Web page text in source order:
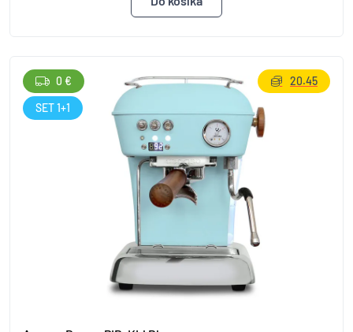
0 €
SET 1+1
20.45